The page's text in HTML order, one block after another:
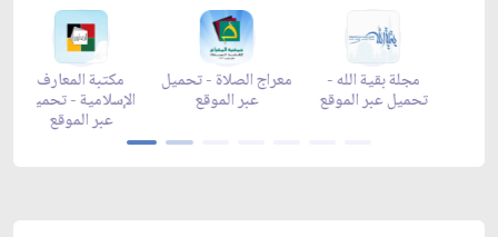
مجلة بقية الله -
تحميل عبر الموقع
زاد شهر رمضان -
تحميل عبر الموقع
زاد شهر رمضان -
appstore